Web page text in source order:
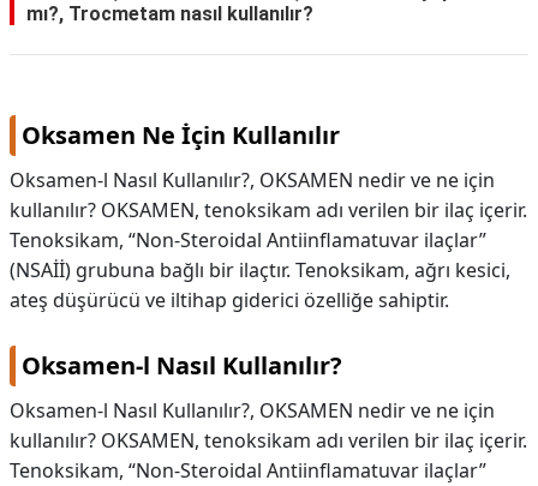
ALANLARI
HAMİLELİK
mı?, Trocmetam nasıl kullanılır?
Oksamen Ne İçin Kullanılır
Oksamen-l Nasıl Kullanılır?, OKSAMEN nedir ve ne için
kullanılır? OKSAMEN, tenoksikam adı verilen bir ilaç içerir.
Tenoksikam, “Non-Steroidal Antiinflamatuvar ilaçlar”
(NSAİİ) grubuna bağlı bir ilaçtır. Tenoksikam, ağrı kesici,
ateş düşürücü ve iltihap giderici özelliğe sahiptir.
Oksamen-l Nasıl Kullanılır?
Oksamen-l Nasıl Kullanılır?, OKSAMEN nedir ve ne için
kullanılır? OKSAMEN, tenoksikam adı verilen bir ilaç içerir.
Tenoksikam, “Non-Steroidal Antiinflamatuvar ilaçlar”